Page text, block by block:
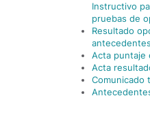
Instructivo
pruebas de
Resultado
Acta puntaje
Acta
Comunicado